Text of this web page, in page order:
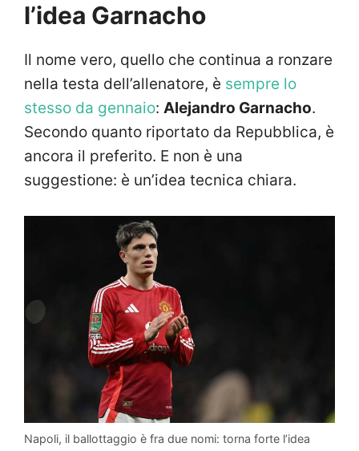
l’idea Garnacho
Il nome vero, quello che continua a ronzare
nella testa dell’allenatore, è sempre lo
stesso da gennaio: Alejandro Garnacho.
Secondo quanto riportato da Repubblica, è
ancora il preferito. E non è una
suggestione: è un’idea tecnica chiara.
Napoli, il ballottaggio è fra due nomi: torna forte l’idea